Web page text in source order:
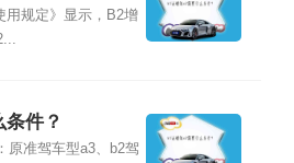
用规定》显示，B2增
件？
原准驾车型a3、b2驾